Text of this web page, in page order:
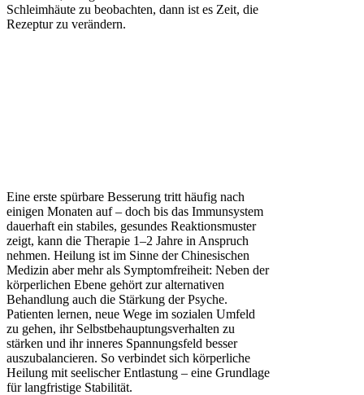
Schleimhäute zu beobachten, dann ist es Zeit, die
Rezeptur zu verändern.
Eine erste spürbare Besserung tritt häufig nach
einigen Monaten auf – doch bis das Immunsystem
dauerhaft ein stabiles, gesundes Reaktionsmuster
zeigt, kann die Therapie 1–2 Jahre in Anspruch
nehmen. Heilung ist im Sinne der Chinesischen
Medizin aber mehr als Symptomfreiheit: Neben der
körperlichen Ebene gehört zur alternativen
Behandlung auch die Stärkung der Psyche.
Patienten lernen, neue Wege im sozialen Umfeld
zu gehen, ihr Selbstbehauptungsverhalten zu
stärken und ihr inneres Spannungsfeld besser
auszubalancieren. So verbindet sich körperliche
Heilung mit seelischer Entlastung – eine Grundlage
für langfristige Stabilität.